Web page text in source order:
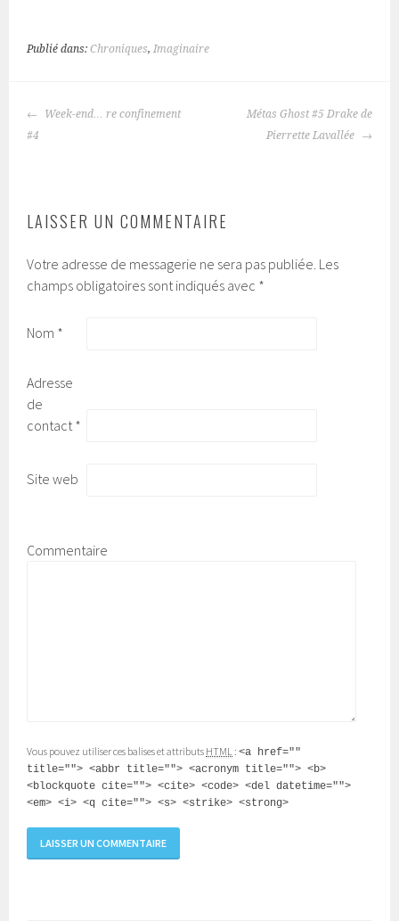
Publié dans:Chroniques,Imaginaire
NAVIGATION
Week-end… re confinement
#4
Métas Ghost #5 Drake de
Pierrette Lavallée
LAISSER UN COMMENTAIRE
Votre adresse de messagerie ne sera pas publiée. Les
champs obligatoires sont indiqués avec *
Nom *
Adresse
de
contact *
Site web
Commentaire
Vous pouvez utiliser ces balises et attributs HTML :<a href=""
title=""> <abbr title=""> <acronym title=""> <b>
<blockquote cite=""> <cite> <code> <del datetime="">
<em> <i> <q cite=""> <s> <strike> <strong>